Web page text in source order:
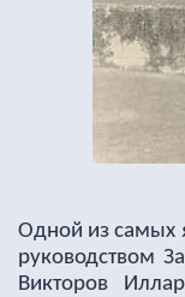
Одной из самых
руководством
Викторов